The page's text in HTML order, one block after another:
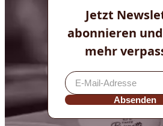
Jetzt
abonnieren
mehr
Absenden